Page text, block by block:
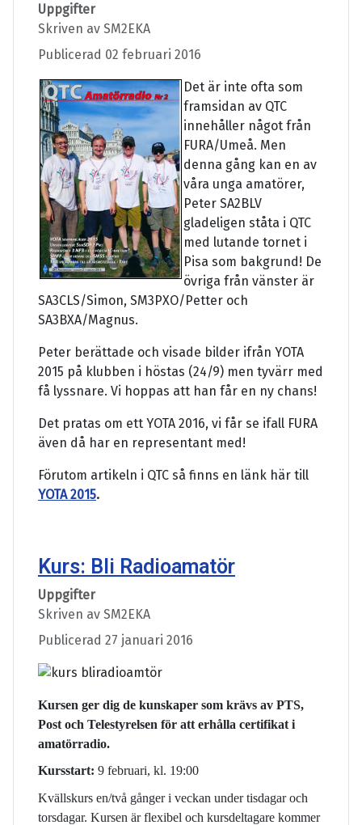
Uppgifter
Skriven av SM2EKA
Publicerad 02 februari 2016
Det är inte ofta som
framsidan av QTC
innehåller något från
FURA/Umeå. Men
denna gång kan en av
våra unga amatörer,
Peter SA2BLV
gladeligen ståta i QTC
med lutande tornet i
Pisa som bakgrund! De
övriga från vänster är
SA3CLS/Simon, SM3PXO/Petter och
SA3BXA/Magnus.
Peter berättade och visade bilder ifrån YOTA
2015 på klubben i höstas (24/9) men tyvärr med
få lyssnare. Vi hoppas att han får en ny chans!
Det pratas om ett YOTA 2016, vi får se ifall FURA
även då har en representant med!
Förutom artikeln i QTC så finns en länk här till
YOTA 2015.
Kurs: Bli Radioamatör
Uppgifter
Skriven av SM2EKA
Publicerad 27 januari 2016
Kursen ger dig de kunskaper som krävs av PTS,
Post och Telestyrelsen för att erhålla certifikat i
amatörradio.
Kursstart: 9 februari, kl. 19:00
Kvällskurs en/två gånger i veckan under tisdagar och
torsdagar. Kursen är flexibel och kursdeltagare kommer